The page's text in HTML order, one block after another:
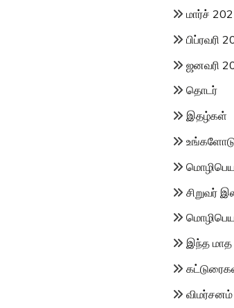
மார்ச்
பிப்ரவரி
ஜனவரி
தொடர்
இதழ்கள்
சிறுவர்
இந்த
விமர்சனம்